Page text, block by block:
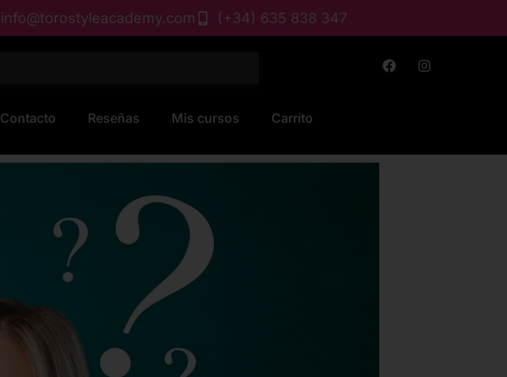
info@torostyleacademy.com (+34) 635 838 347
F
a
k
I
n
a
Contacto Reseñas Mis cursos Carrito